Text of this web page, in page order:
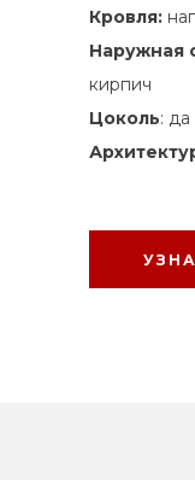
Кровля:
Наружная
кирпич
Цоколь: да